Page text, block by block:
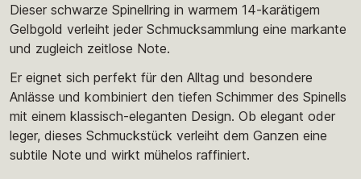
Dieser schwarze Spinellring in warmem 14-karätigem
Gelbgold verleiht jeder Schmucksammlung eine markante
und zugleich zeitlose Note.
Er eignet sich perfekt für den Alltag und besondere
Anlässe und kombiniert den tiefen Schimmer des Spinells
mit einem klassisch-eleganten Design. Ob elegant oder
leger, dieses Schmuckstück verleiht dem Ganzen eine
subtile Note und wirkt mühelos raffiniert.